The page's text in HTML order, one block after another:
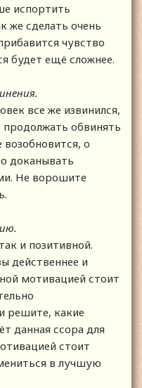
испортить
же сделать очень
чувство
будет ещё сложнее.
все же извинился,
продолжать обвинять
о
доканывать
Не ворошите
и позитивной.
действеннее и
мотивацией стоит
решите, какие
данная ссора для
стоит
в лучшую